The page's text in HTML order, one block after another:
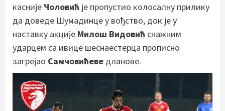
касније Чоловић је пропустио колосалну прилику
да доведе Шумадинце у вођство, док је у
наставку акције Милош Видовић снажним
ударцем са ивице шеснаестерца прописно
загрејао Самчовићеве дланове.